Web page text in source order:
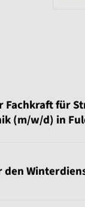
Fachkraft für
(m/w/d) in